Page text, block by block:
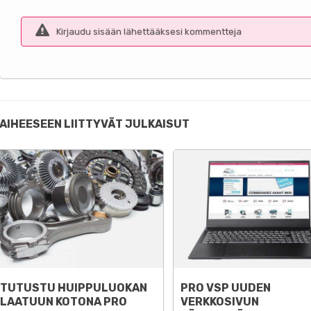
vihreä
1Pidin
MEGA
rajoja
100%
verkkosivun
käynnistäminen pro-
piece-vsp.com
20083näkymät
1
1 Pidin
Pro VSP Lisätietoja: Autojen
Aixam, Microcar, Ligier,
ChatenetJA JDM, Bellier,
Pro
Kirjaudu sisään lähettääksesi kommentteja
AIHEESEEN LIITTYVÄT JULKAISUT
TUTUSTU HUIPPULUOKAN
LAATUUN KOTONA PRO
PRO VSP UUDEN
VERKKOSIVUN